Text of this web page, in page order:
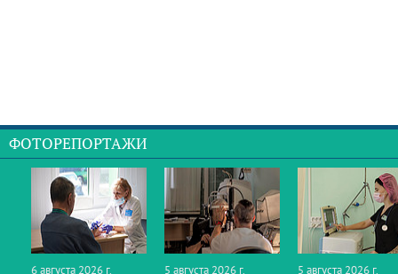
ФОТОРЕПОРТАЖИ
6 августа 2026 г. 5 августа 2026 г. 5 августа 2026 г.